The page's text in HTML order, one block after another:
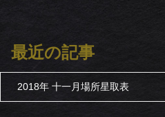
最近の記事
2018年 十一月場所星取表